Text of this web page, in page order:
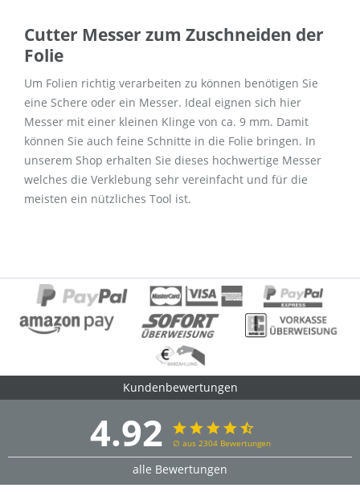
Cutter Messer zum Zuschneiden der
Folie
Um Folien richtig verarbeiten zu können benötigen Sie
eine Schere oder ein Messer. Ideal eignen sich hier
Messer mit einer kleinen Klinge von ca. 9 mm. Damit
können Sie auch feine Schnitte in die Folie bringen. In
unserem Shop erhalten Sie dieses hochwertige Messer
welches die Verklebung sehr vereinfacht und für die
meisten ein nützliches Tool ist.
Kundenbewertungen
4.92 ∅ aus 2304 Bewertungen
alle Bewertungen